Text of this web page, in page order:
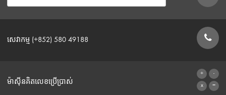
សេវាកម្ម (+852) 580 49188
ម៉ាស៊ីនគិតលេខប្រើប្រាស់